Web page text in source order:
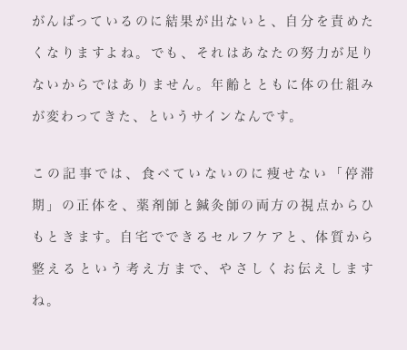
がんばっているのに結果が出ないと、自分を責めた
くなりますよね。でも、それはあなたの努力が足り
ないからではありません。年齢とともに体の仕組み
が変わってきた、というサインなんです。
この記事では、食べていないのに痩せない「停滞
期」の正体を、薬剤師と鍼灸師の両方の視点からひ
もときます。自宅でできるセルフケアと、体質から
整えるという考え方まで、やさしくお伝えします
ね。